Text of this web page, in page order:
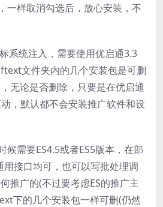
一样取消勾选后，放心安装，不
系统注入，需要使用优启通3.3
文件夹内的几个安装包是可删
无论是否删除，只要是在优启通
，默认都不会安装推广软件和设
候需要ES4.5或者ES5版本，在部
接口均可，也可以写批处理调
推广的(不过要考虑ES的推广主
下的几个安装包一样可删(仍然